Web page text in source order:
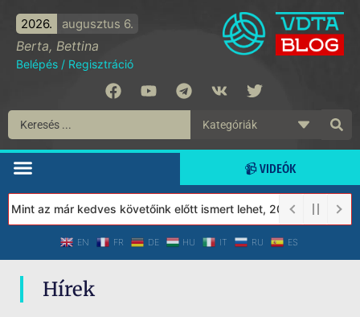
2026. augusztus 6.
Berta, Bettina
Belépés / Regisztráció
📹 VIDEÓK
az már kedves követőink előtt ismert lehet, 2023-tól a
EN FR DE HU IT RU ES
Hírek